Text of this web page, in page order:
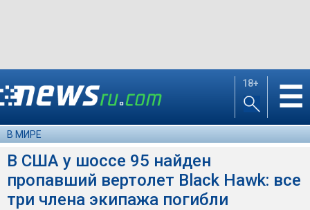
18+ ☰
В МИРЕ
В США у шоссе 95 найден
пропавший вертолет Black Hawk: все
три члена экипажа погибли